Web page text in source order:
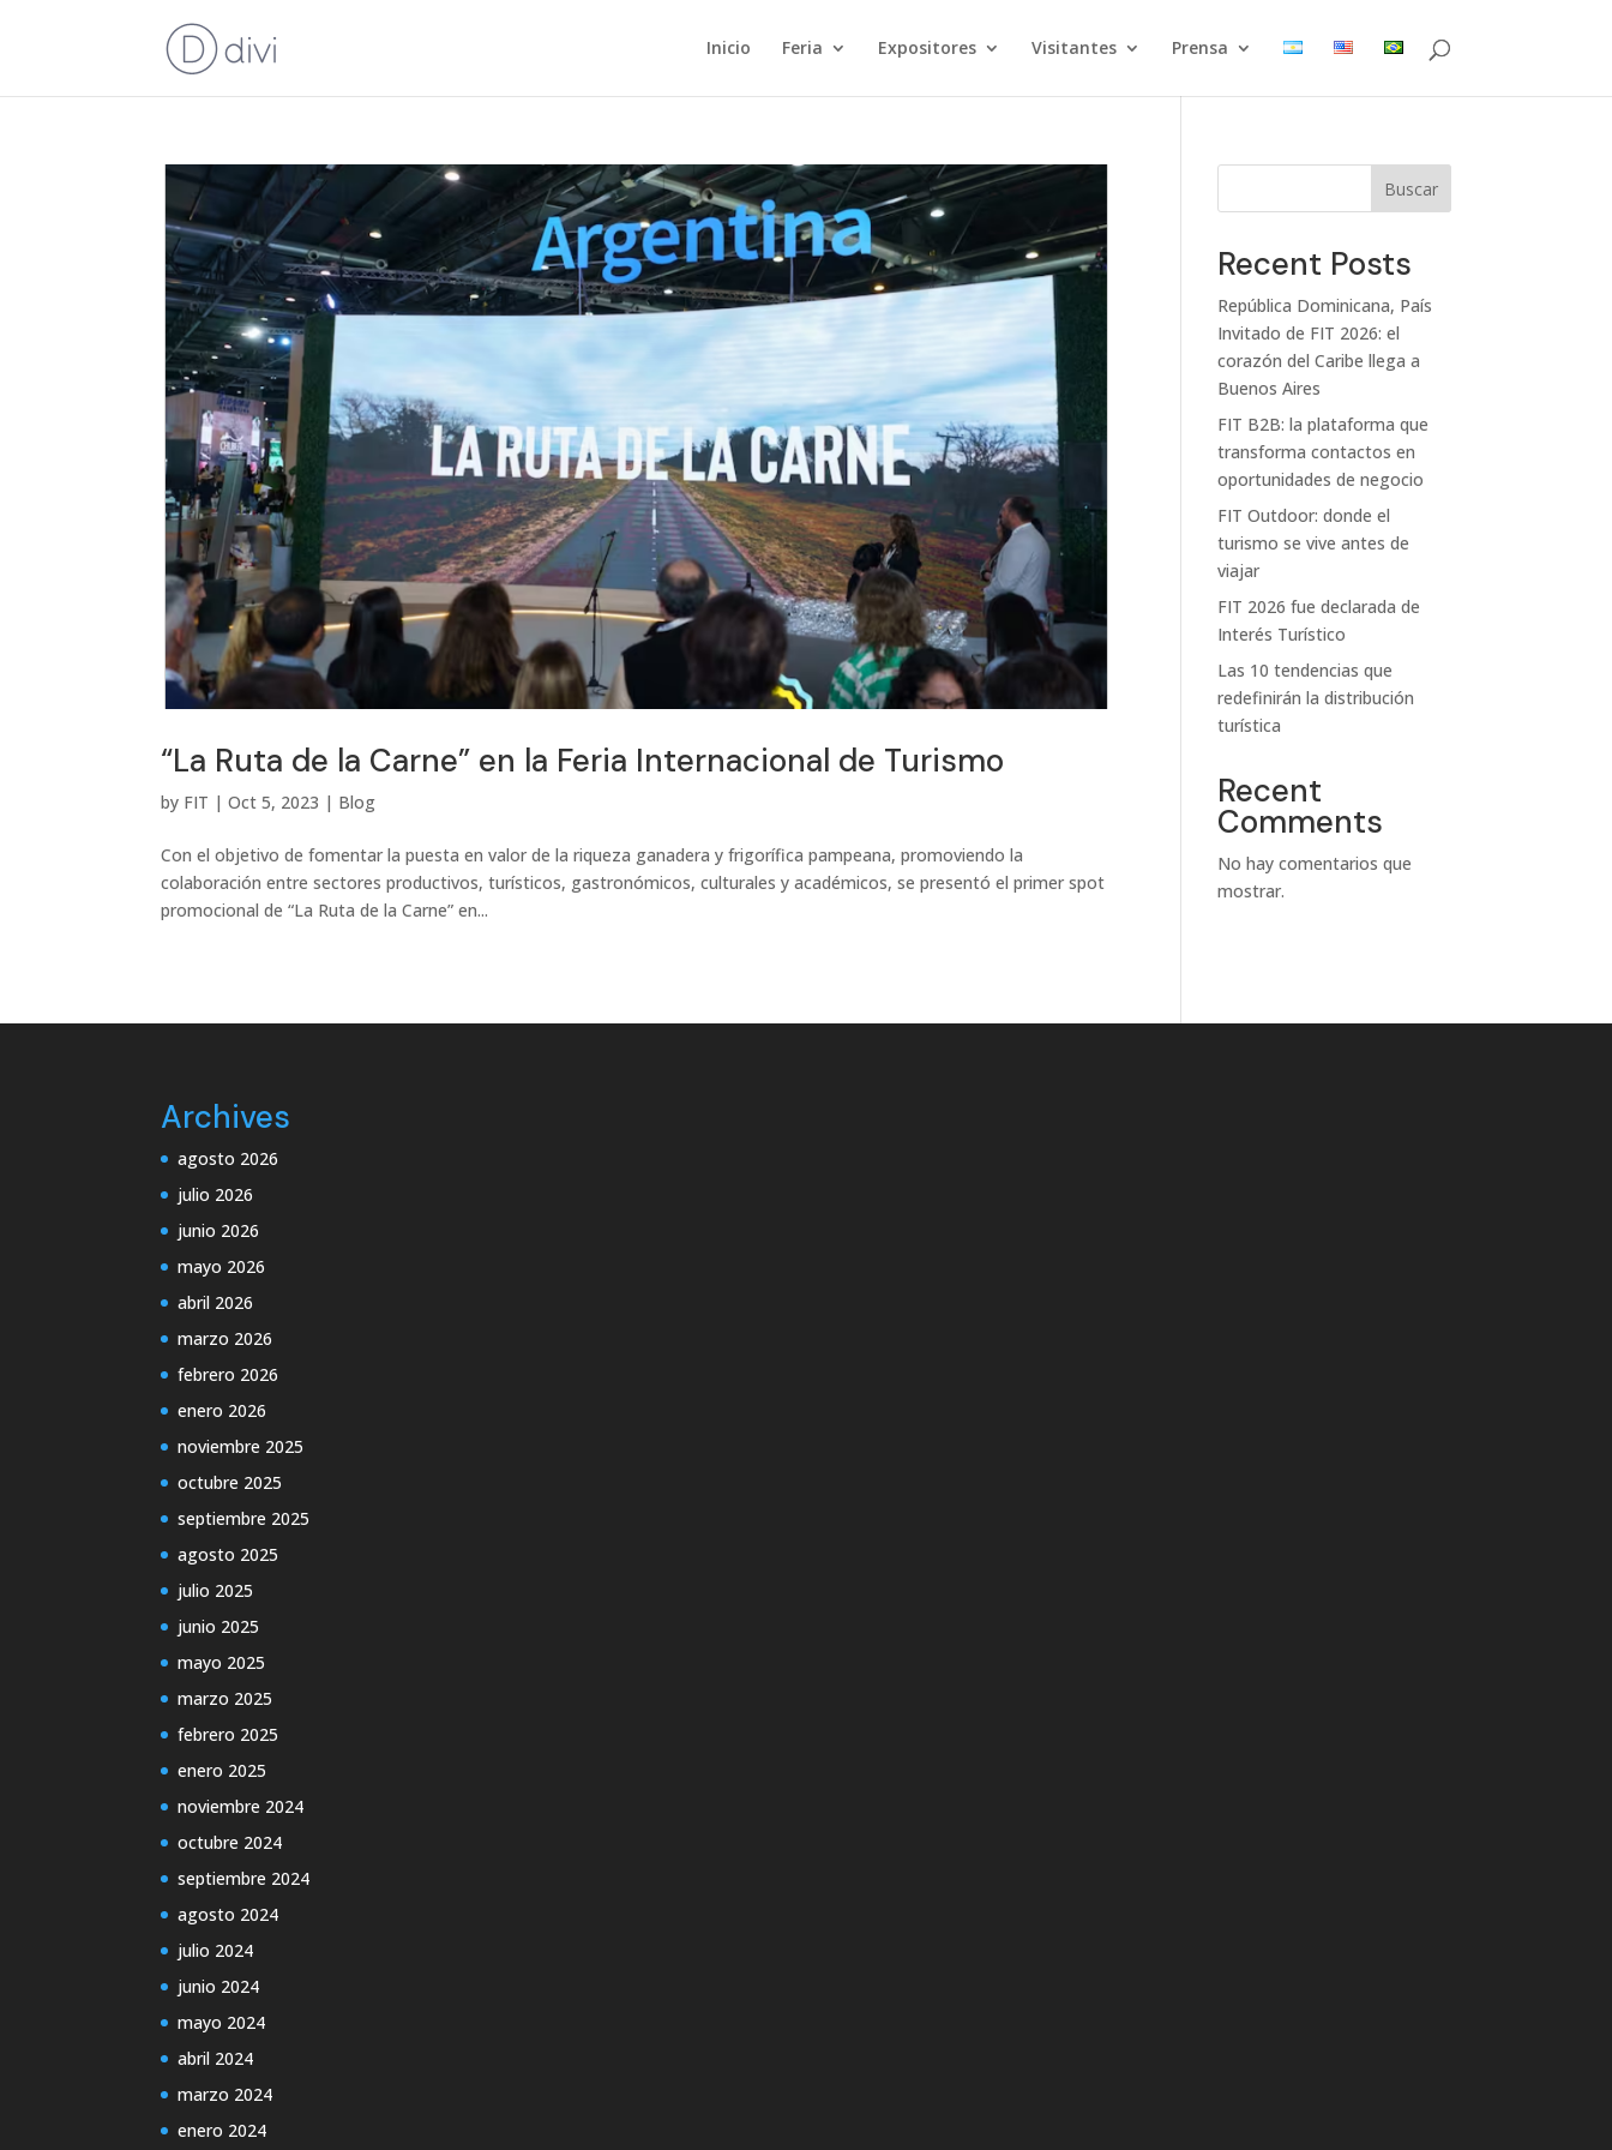
Inicio Feria Expositores Visitantes Prensa
“La Ruta de la Carne” en la Feria Internacional de Turismo
by FIT |Oct 5, 2023 | Blog
Con el objetivo de fomentar la puesta en valor de la riqueza ganadera y frigorífica pampeana, promoviendo la
colaboración entre sectores productivos, turísticos, gastronómicos, culturales y académicos, se presentó el primer spot
promocional de “La Ruta de la Carne” en...
Buscar
Recent Posts
República Dominicana, País
Invitado de FIT 2026: el
corazón del Caribe llega a
Buenos Aires
FIT B2B: la plataforma que
transforma contactos en
oportunidades de negocio
FIT Outdoor: donde el
turismo se vive antes de
viajar
FIT 2026 fue declarada de
Interés Turístico
Las 10 tendencias que
redefinirán la distribución
turística
Recent
Comments
No hay comentarios que
mostrar.
Archives
agosto 2026
julio 2026
junio 2026
mayo 2026
abril 2026
marzo 2026
febrero 2026
enero 2026
noviembre 2025
octubre 2025
septiembre 2025
agosto 2025
julio 2025
junio 2025
mayo 2025
marzo 2025
febrero 2025
enero 2025
noviembre 2024
octubre 2024
septiembre 2024
agosto 2024
julio 2024
junio 2024
mayo 2024
abril 2024
marzo 2024
enero 2024